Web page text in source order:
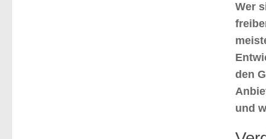
Wer
den
und